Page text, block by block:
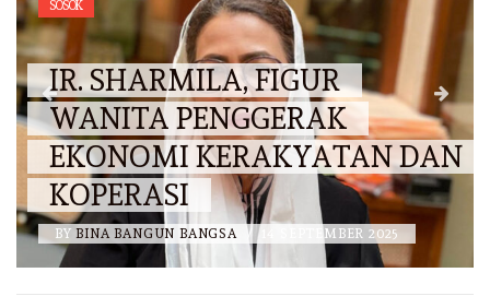
SOSOK
IR. SHARMILA, FIGUR
WANITA PENGGERAK
EKONOMI KERAKYATAN DAN
KOPERASI
BY BINA BANGUN BANGSA / 14 SEPTEMBER 2025